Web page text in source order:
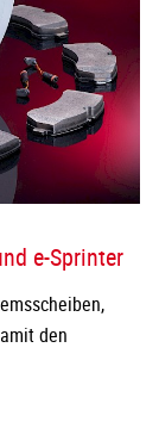
e-Sprinter
den